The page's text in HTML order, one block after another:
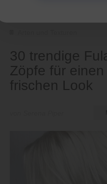
30 trendige
Zöpfe für einen
frischen Look